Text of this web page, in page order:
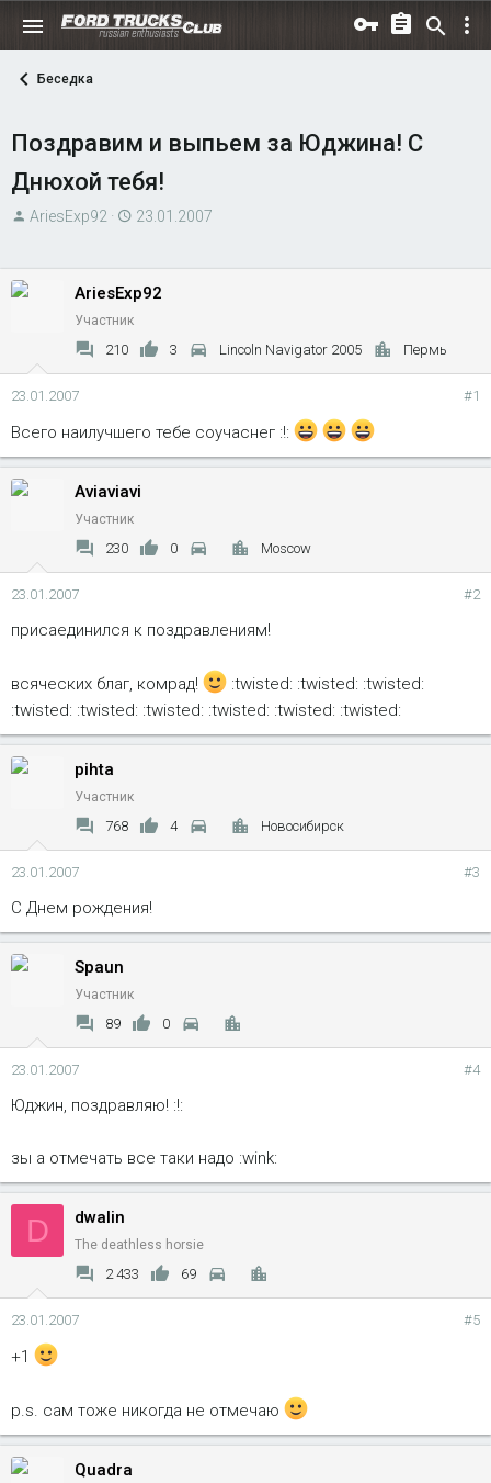
Беседка
Поздравим и выпьем за Юджина! С
Днюхой тебя!
А
AriesExp92
Д
а
ч
а
23.01.2007
AriesExp92
Участник
210 3 Lincoln Navigator 2005 Пермь
23.01.2007 #1
Всего наилучшего тебе соучаснег :!:
Aviaviavi
Участник
230 0 Moscow
23.01.2007 #2
присаединился к поздравлениям!
всяческих благ, комрад!
:twisted: :twisted: :twisted:
:twisted: :twisted: :twisted: :twisted: :twisted: :twisted:
pihta
Участник
768 4 Новосибирск
23.01.2007 #3
С Днем рождения!
Spaun
Участник
89 0
23.01.2007 #4
Юджин, поздравляю! :!:
зы а отмечать все таки надо :wink:
D dwalin
The deathless horsie
2 433 69
23.01.2007 #5
+1
p.s. сам тоже никогда не отмечаю
Quadra